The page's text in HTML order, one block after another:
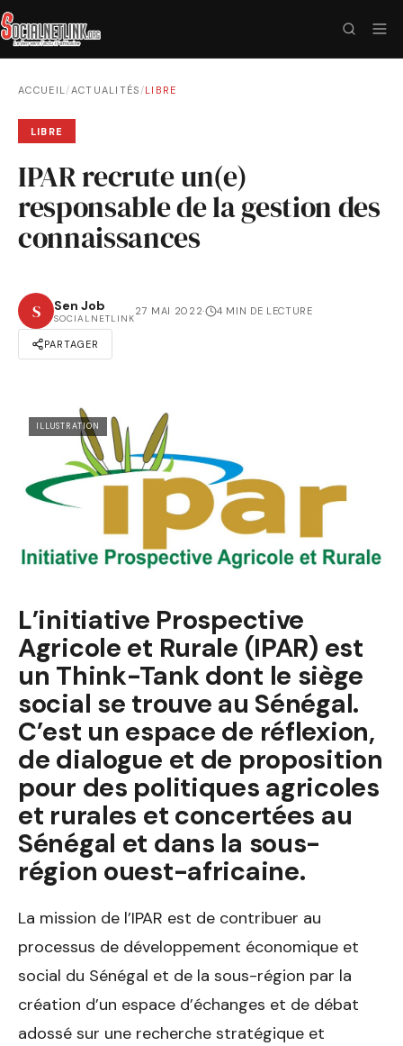
ACCUEIL/ACTUALITÉS /LIBRE
LIBRE
IPAR recrute un(e)
responsable de la gestion des
connaissances
S Sen Job
SOCIALNETLINK
27 MAI 2022· 4 MIN DE LECTURE
PARTAGER
ILLUSTRATION
L’initiative Prospective
Agricole et Rurale (IPAR) est
un Think-Tank dont le siège
social se trouve au Sénégal.
C’est un espace de réflexion,
de dialogue et de proposition
pour des politiques agricoles
et rurales et concertées au
Sénégal et dans la sous-
région ouest-africaine.
La mission de l’IPAR est de contribuer au
processus de développement économique et
social du Sénégal et de la sous-région par la
création d’un espace d’échanges et de débat
adossé sur une recherche stratégique et